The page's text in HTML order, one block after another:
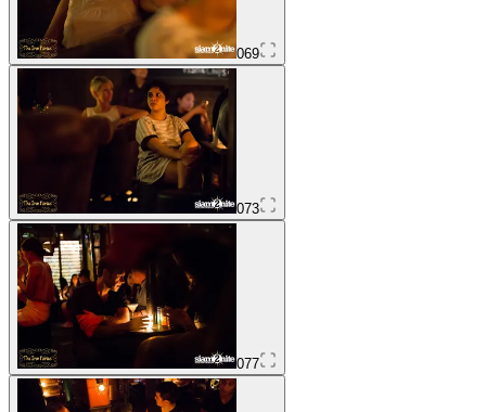
069
073
077